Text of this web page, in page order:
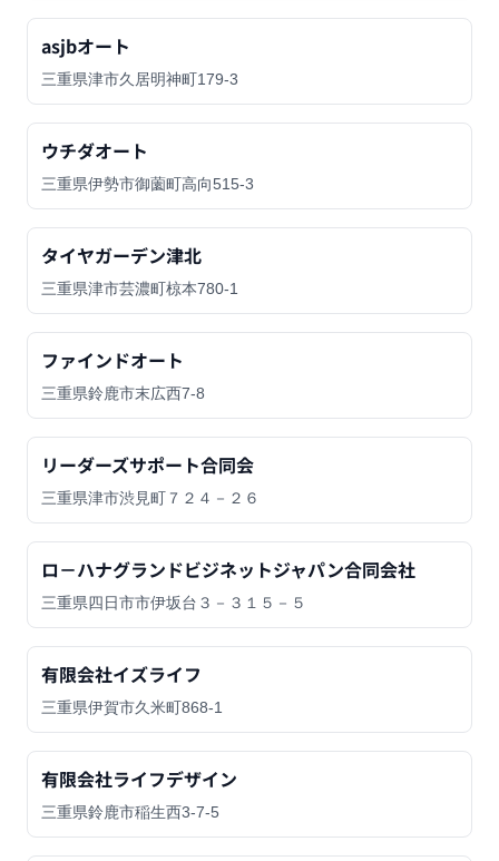
asjbオート
三重県津市久居明神町179-3
ウチダオート
三重県伊勢市御薗町高向515-3
タイヤガーデン津北
三重県津市芸濃町椋本780-1
ファインドオート
三重県鈴鹿市末広西7-8
リーダーズサポート合同会
三重県津市渋見町７２４－２６
ロ－ハナグランドビジネットジャパン合同会社
三重県四日市市伊坂台３－３１５－５
有限会社イズライフ
三重県伊賀市久米町868-1
有限会社ライフデザイン
三重県鈴鹿市稲生西3-7-5